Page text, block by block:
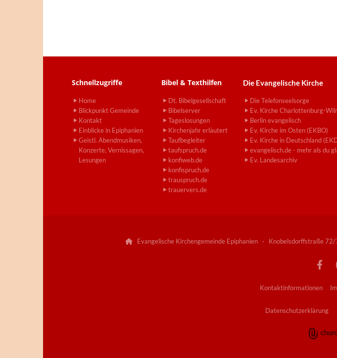
Schnellzugriffe
Home
Blickpunkt Gemeinde
Kontakt
Einblicke in Epiphanien
Geistl. Abendmusiken,
Konzerte, Vernissagen,
Lesungen
Bibel & Texthilfen
Dt. Bibelgesellschaft
Bibelserver
Tageslosungen
Kirchenjahr erläutert
Taufbegleiter
taufspruch.de
konfiweb.de
konfispruch.de
trauspruch.de
trauervers.de
Die Evangelische Kirche
Die Telefonseelsorge
Ev. Kirche Charlottenburg-
Berlin evangelisch
Ev. Kirche im Osten (EKBO)
Ev. Kirche in Deutschland
evangelisch.de - mehr als du
Ev. Landesarchiv
Evangelische Kirchengemeinde Epiphanien · Knobelsdorffstraße
Kontaktinformationen
Datenschutzerklärung